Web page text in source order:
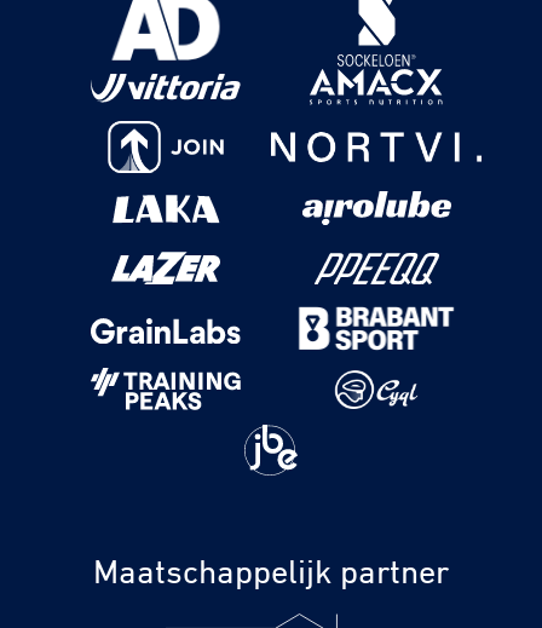
Maatschappelijk partner